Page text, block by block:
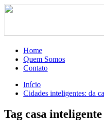
Home
Quem Somos
Contato
Início
Cidades inteligentes: da
Tag casa inteligente